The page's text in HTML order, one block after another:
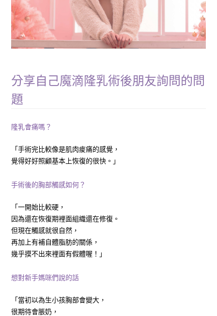
分享自己魔滴隆乳術後朋友詢問的問
題
隆乳會痛嗎？
「手術完比較像是肌肉痠痛的感覺，
覺得好好照顧基本上恢復的很快。」
手術後的胸部觸感如何？
「一開始比較硬，
因為還在恢復期裡面組織還在修復。
但現在觸感就很自然，
再加上有補自體脂肪的關係，
幾乎摸不出來裡面有假體喔！」
想對新手媽咪們說的話
「當初以為生小孩胸部會變大，
很期待會脹奶，